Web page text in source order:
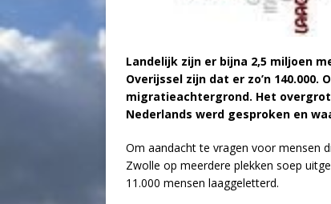
Landelijk zijn er bijna 2,5 miljoen
Overijssel zijn dat er zo’n
migratieachtergrond. Het
Nederlands werd gesproken en
Om aandacht te vragen voor mensen
Zwolle op meerdere plekken soep
11.000 mensen laaggeletterd.